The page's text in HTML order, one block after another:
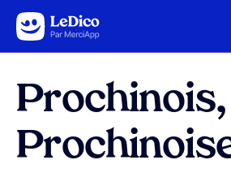
Aller au contenu
Prochinois,